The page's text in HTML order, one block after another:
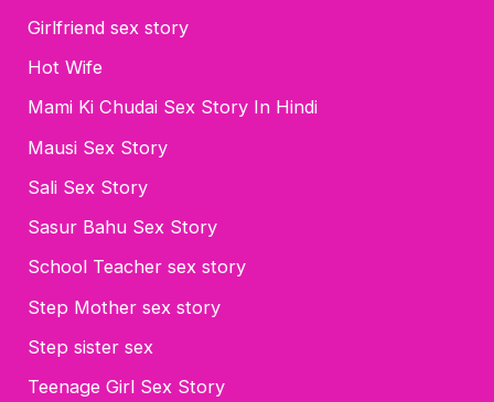
Girlfriend sex story
Hot Wife
Mami Ki Chudai Sex Story In Hindi
Mausi Sex Story
Sali Sex Story
Sasur Bahu Sex Story
School Teacher sex story
Step Mother sex story
Step sister sex
Teenage Girl Sex Story